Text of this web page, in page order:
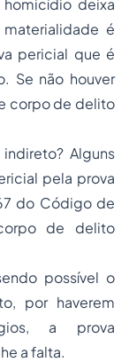
deixa
é
pericial que é
Se não houver
corpo de delito
Alguns
pela prova
do Código de
de delito
possível o
por haverem
a prova
a falta.